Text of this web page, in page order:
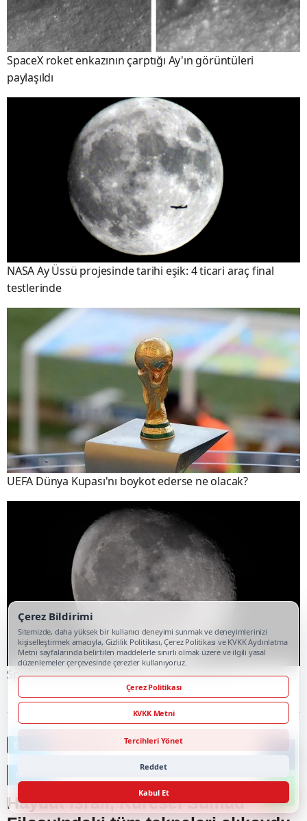
SpaceX roket enkazının çarptığı Ay'ın görüntüleri
paylaşıldı
NASA Ay Üssü projesinde tarihi eşik: 4 ticari araç final
testlerinde
UEFA Dünya Kupası'nı boykot ederse ne olacak?
SpaceX roketinin parçası Ay'a çarpmak üzere
DÜNYA
Haydut İsrail, Küresel Sumud
Çerez Bildirimi
Sitemizde, daha yüksek bir kullanıcı deneyimi sunmak ve deneyimlerinizi
kişiselleştirmek amacıyla, Gizlilik Politikası, Çerez Politikası ve KVKK Aydınlatma
Metni sayfalarında belirtilen maddelerle sınırlı olmak üzere ve ilgili yasal
düzenlemeler çerçevesinde çerezler kullanıyoruz.
Çerez Politikası
KVKK Metni
Tercihleri Yönet
Reddet
Kabul Et